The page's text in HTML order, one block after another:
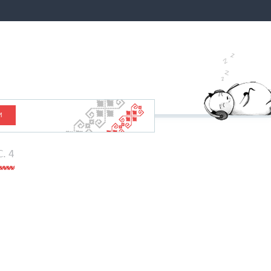
4